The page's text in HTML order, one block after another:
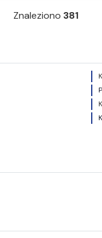
Znaleziono 381